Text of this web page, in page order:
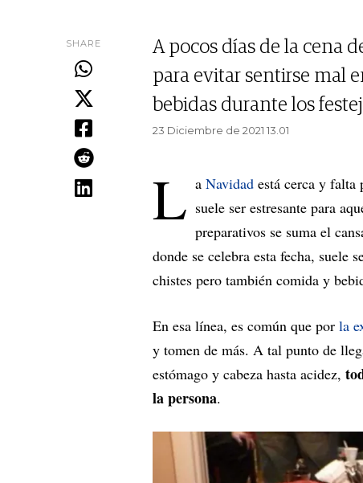
SHARE
A pocos días de la cena
para evitar sentirse mal
bebidas durante los
23 Diciembre de 2021 13.01
L a Navidad está cerca y falta
suele ser estresante para
preparativos se suma el
donde se celebra esta fecha, suele
chistes pero también comida y
En esa línea, es común que por la
y tomen de más. A tal punto de
estómago y cabeza hasta acidez,
la persona.